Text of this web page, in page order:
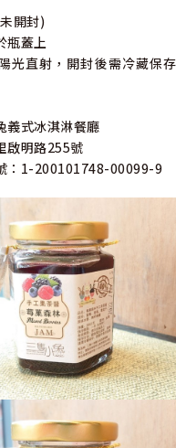
開封)
瓶蓋上
光直射，開封後需冷藏保
義式冰淇淋餐廳
啟明路255號
：1-200101748-00099-9